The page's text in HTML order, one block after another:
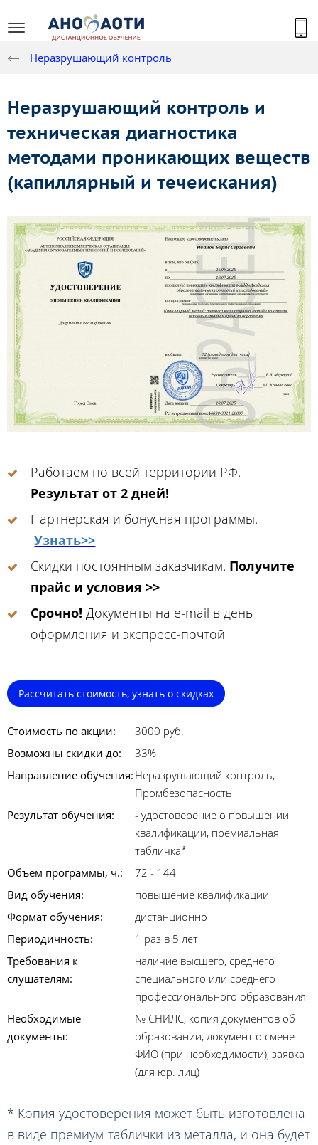
Неразрушающий контроль
Неразрушающий контроль и
техническая диагностика
методами проникающих веществ
(капиллярный и течеискания)
Работаем по всей территории РФ.
Результат от 2 дней!
Партнерская и бонусная программы.
Узнать>>
Скидки постоянным заказчикам. Получите
прайс и условия >>
Срочно! Документы на e-mail в день
оформления и экспресс-почтой
Рассчитать стоимость, узнать о скидках
Стоимость по акции:
3000 руб.
Возможны скидки до:
33%
Направление обучения: Неразрушающий контроль,
Промбезопасность
Результат обучения:
- удостоверение о повышении
квалификации, премиальная
табличка*
Объем программы, ч.:
72 - 144
Вид обучения:
повышение квалификации
Формат обучения:
дистанционно
Периодичность:
1 раз в 5 лет
Требования к
слушателям:
наличие высшего, среднего
специального или среднего
профессионального образования
Необходимые
документы:
№ СНИЛС, копия документов об
образовании, документ о смене
ФИО (при необходимости), заявка
(для юр. лиц)
* Копия удостоверения может быть изготовлена
в виде премиум-таблички из металла, и она будет